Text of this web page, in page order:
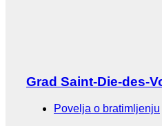
Grad Saint-Die-des-
Povelja o bratimljenju